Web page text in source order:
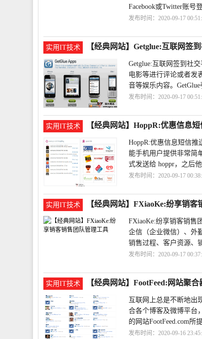
Facebook或Twitter账号
发布时间：2020-09-17
实用IT技术 【经典网站】Getglue:互联网签
Getglue:互联网签到社
电影等进行评论或者发
音等娱乐内容。
发布时间：2020-09-17
实用IT技术 【经典网站】HoppR:优惠信息
HoppR:优惠信息短信
能手机用户提供非常简
式发送给 hoppr，之后
发布时间：2020-09-17
实用IT技术 【经典网站】FXiaoKe:纷享销客
FXiaoKe:纷享销客销售
企信（企业微信）、外
销售过程、客户资源、
发布时间：2020-09-17
实用IT技术 【经典网站】FootFeed:网站聚合
互联网上总是不断地出
合各个博客及微博平台
的网站FootFeed.com所
发布时间：2020-09-16